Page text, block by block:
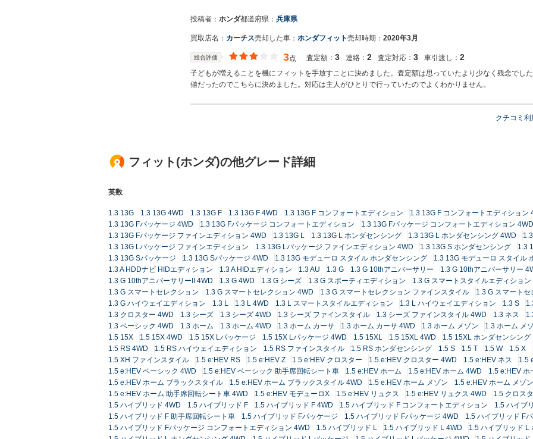
投稿者： ホンダ都道府県： 兵庫県
買取店名： カーチス売却した車： ホンダフィット売却時期： 2020年3月
総合評価 3点 査定額： 3 連絡： 2 査定対応： 3 車引渡し： 2
子どもが増えることを機にフィットを手放すことに決めました。査定額は思っていたより少なく残念でし
値だったのでこちらに決めました。対応は主人がひとりで行っていたのでよくわかりません。
クチコミ
フィット(ホンダ)の他グレード詳細
英数
1.3 13G 1.3 13G 4WD 1.3 13G F 1.3 13G F 4WD 1.3 13G F コンフォートエディション 1.3 13G F コンフォートエディション
1.3 13G Fパッケージ 4WD
1.3 13G Fパッケージ コンフォートエディション 1.3 13G Fパッケージ コンフォートエディション 4WD
1.3 13G Fパッケージ ファインエディション 4WD
1.3 13G L 1.3 13G L ホンダセンシング 1.3 13G L ホンダセンシング 4WD
1.3 13G Lパッケージ ファインエディション
1.3 13G Lパッケージ ファインエディション 4WD 1.3 13G S ホンダセンシング
1.3
1.3 13G Sパッケージ
1.3 13G Sパッケージ 4WD 1.3 13G モデューロ スタイル ホンダセンシング 1.3 13G モデューロ スタイル
1.3 A HDDナビ HIDエディション
1.3 A HIDエディション 1.3 AU 1.3 G 1.3 G 10thアニバーサリー 1.3 G 10thアニバーサリー
1.3 G 10thアニバーサリーII 4WD
1.3 G 4WD 1.3 G シーズ 1.3 G スポーティエディション 1.3 G スマートスタイルエディション
1.3 G スマートセレクション
1.3 G スマートセレクション 4WD 1.3 G スマートセレクション ファインスタイル
1.3 G スマート
1.3 G ハイウェイエディション
1.3 L 1.3 L 4WD 1.3 L スマートスタイルエディション 1.3 L ハイウェイエディション 1.3 S
1.3 クロスター 4WD
1.3 シーズ 1.3 シーズ 4WD 1.3 シーズ ファインスタイル 1.3 シーズ ファインスタイル 4WD 1.3 ネス
1.3 ベーシック 4WD
1.3 ホーム 1.3 ホーム 4WD 1.3 ホーム カーサ 1.3 ホーム カーサ 4WD 1.3 ホーム メゾン 1.3 ホーム メ
1.5 15X
1.5 15X 4WD 1.5 15X Lパッケージ 1.5 15X Lパッケージ 4WD 1.5 15XL 1.5 15XL 4WD 1.5 15XL ホンダセンシング
1.5 RS 4WD
1.5 RS ハイウェイエディション 1.5 RS ファインスタイル 1.5 RS ホンダセンシング 1.5 S 1.5 T 1.5 W 1.5 X
1.5 XH ファインスタイル
1.5 e:HEV RS 1.5 e:HEV Z 1.5 e:HEV クロスター 1.5 e:HEV クロスター 4WD 1.5 e:HEV ネス 1.5
1.5 e:HEV ベーシック 4WD
1.5 e:HEV ベーシック 助手席回転シート車 1.5 e:HEV ホーム 1.5 e:HEV ホーム 4WD 1.5 e:HEV ホ
1.5 e:HEV ホーム ブラックスタイル
1.5 e:HEV ホーム ブラックスタイル 4WD 1.5 e:HEV ホーム メゾン 1.5 e:HEV ホーム メゾ
1.5 e:HEV ホーム 助手席回転シート車 4WD
1.5 e:HEV モデューロX 1.5 e:HEV リュクス 1.5 e:HEV リュクス 4WD 1.5 クロス
1.5 ハイブリッド 4WD
1.5 ハイブリッド F 1.5 ハイブリッド F 4WD 1.5 ハイブリッド F コンフォートエディション
1.5 ハイブ
1.5 ハイブリッド F 助手席回転シート車
1.5 ハイブリッド Fパッケージ 1.5 ハイブリッド Fパッケージ 4WD
1.5 ハイブリッド F
1.5 ハイブリッド Fパッケージ コンフォートエディション 4WD
1.5 ハイブリッド L 1.5 ハイブリッド L 4WD
1.5 ハイブリッド L